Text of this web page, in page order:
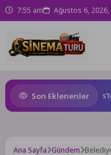
7:55 am Ağustos 6,
Son Eklenenler
World Cup Heyecanı Paris’te
Ana Sayfa Gündem